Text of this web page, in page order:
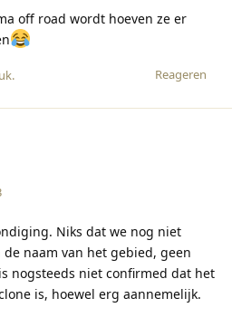
off road wordt hoeven ze er
Reageren
.
Niks dat we nog niet
naam van het gebied, geen
nogsteeds niet confirmed dat het
is, hoewel erg aannemelijk.